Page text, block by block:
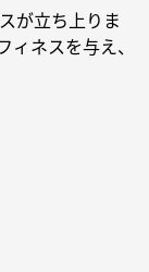
が立ち上りま
ネスを与え、